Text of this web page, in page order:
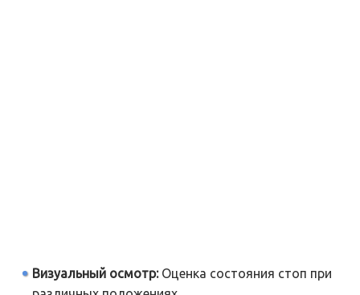
Визуальный осмотр:Оценка состояния стоп при